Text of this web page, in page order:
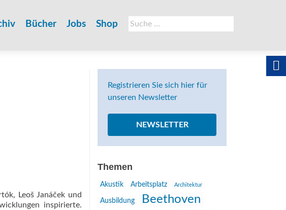
Suche
nach:
Bücher Jobs Shop
Leoš Janáček und
inspirierte.
Registrieren Sie sich hier für
unseren Newsletter
NEWSLETTER
Themen
Akustik Arbeitsplatz Architektur
Ausbildung Beethoven